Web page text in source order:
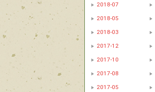
2018-07
2018-05
2018-03
2017-12
2017-10
2017-08
2017-05